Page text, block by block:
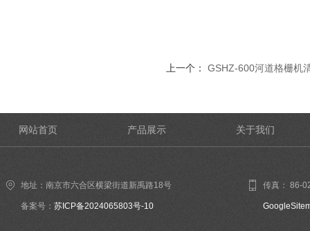
上一个： GSHZ-600河道格栅机
网站首页 产品展示 关于我们
地址：南京市六合区横梁街道新禹路18号
备案号： 苏ICP备2024065803号-10
传真： 86-